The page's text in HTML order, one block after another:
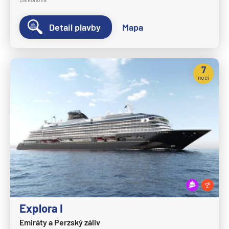
Crystal Cruises
Crystal Serenity
Crystal Symphony
Cunard Line
Queen Elizabeth
Queen Mary 2
Queen Victoria
Disney Cruise Line
Disney Adventure
Disney Destiny
Disney Dream
Disney Fantasy
Detail plavby Mapa
Explora I
Emiráty a Perzský záliv
7
nocí